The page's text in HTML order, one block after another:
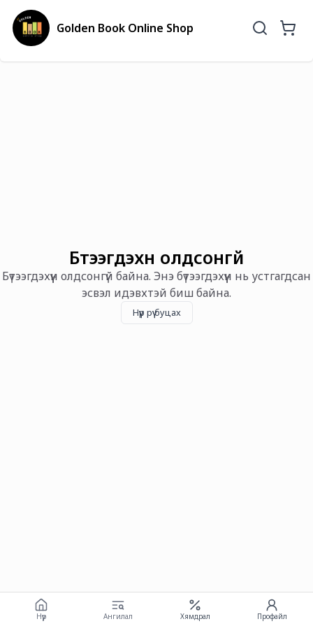
Golden Book Online Shop
Бүтээгдэхүүн олдсонгүй
Бүтээгдэхүүн олдсонгүй байна. Энэ бүтээгдэхүүн нь устгагдсан
эсвэл идэвхтэй биш байна.
Нүүр рүү буцах
Нүүр Ангилал Хямдрал Профайл